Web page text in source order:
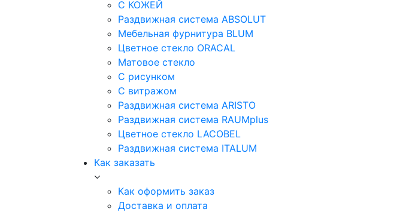
С КОЖЕЙ
Раздвижная система ABSOLUT
Мебельная фурнитура BLUM
Цветное стекло ORACAL
Матовое стекло
C рисунком
C витражом
Раздвижная система ARISTO
Раздвижная система RAUMplus
Цветное стекло LACOBEL
Раздвижная система ITALUM
Как заказать
Как оформить заказ
Доставка и оплата